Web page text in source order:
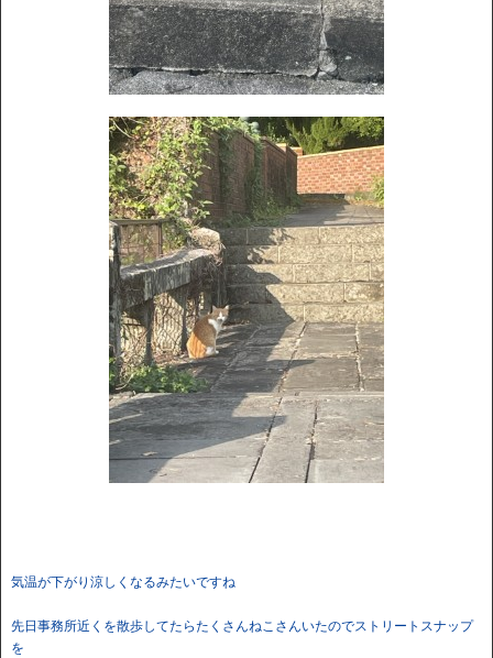
気温が下がり涼しくなるみたいですね
先日事務所近くを散歩してたらたくさんねこさんいたのでストリートスナップ
を